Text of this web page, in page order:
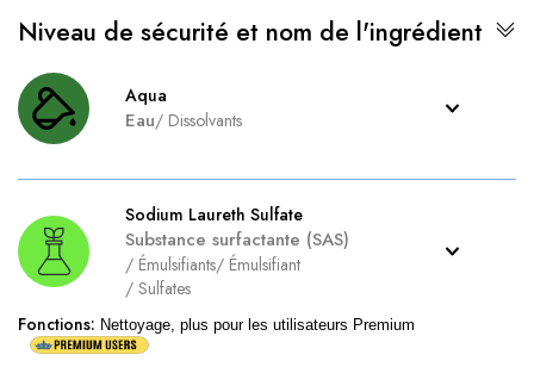
Niveau de sécurité et nom de l'ingrédient
Aqua
Eau/ Dissolvants
Sodium Laureth Sulfate
Substance surfactante (SAS)
/ Émulsifiants/ Émulsifiant
/ Sulfates
Fonctions: Nettoyage, plus pour les utilisateurs Premium